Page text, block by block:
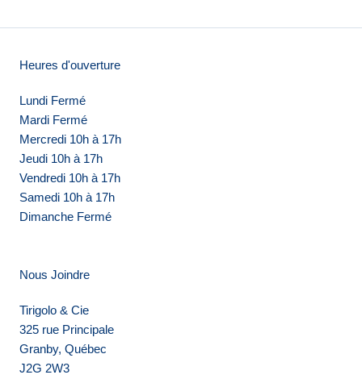
Heures d'ouverture
Lundi Fermé
Mardi Fermé
Mercredi 10h à 17h
Jeudi 10h à 17h
Vendredi 10h à 17h
Samedi 10h à 17h
Dimanche Fermé
Nous Joindre
Tirigolo & Cie
325 rue Principale
Granby, Québec
J2G 2W3